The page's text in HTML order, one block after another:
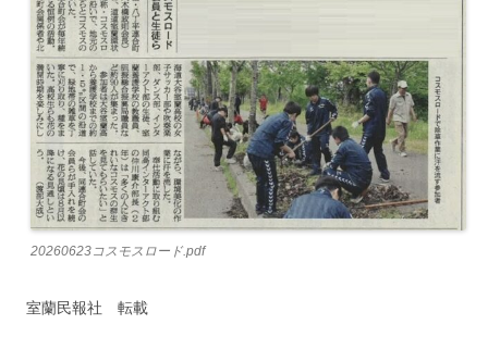
20260623コスモスロード.pdf
室蘭民報社 転載